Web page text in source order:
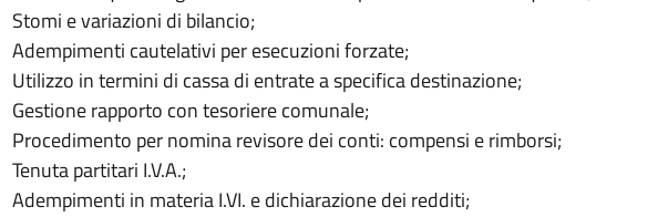
Stomi e variazioni di bilancio;
Adempimenti cautelativi per esecuzioni forzate;
Utilizzo in termini di cassa di entrate a specifica destinazione;
Gestione rapporto con tesoriere comunale;
Procedimento per nomina revisore dei conti: compensi e rimborsi;
Tenuta partitari I.V.A.;
Adempimenti in materia I.VI. e dichiarazione dei redditi;